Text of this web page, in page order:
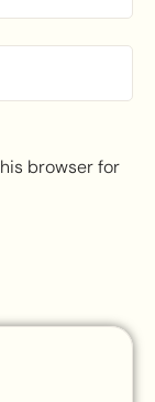
browser for